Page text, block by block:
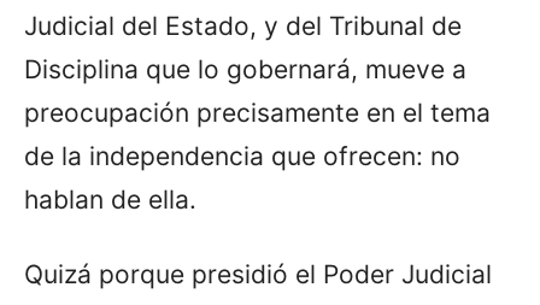
Judicial del Estado, y del Tribunal de
Disciplina que lo gobernará, mueve a
preocupación precisamente en el tema
de la independencia que ofrecen: no
hablan de ella.
Quizá porque presidió el Poder Judicial